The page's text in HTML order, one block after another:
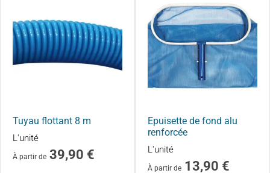
Tuyau flottant 8 m
L'unité
À partir de 39,90 €
Epuisette de fond alu
renforcée
L'unité
À partir de 13,90 €